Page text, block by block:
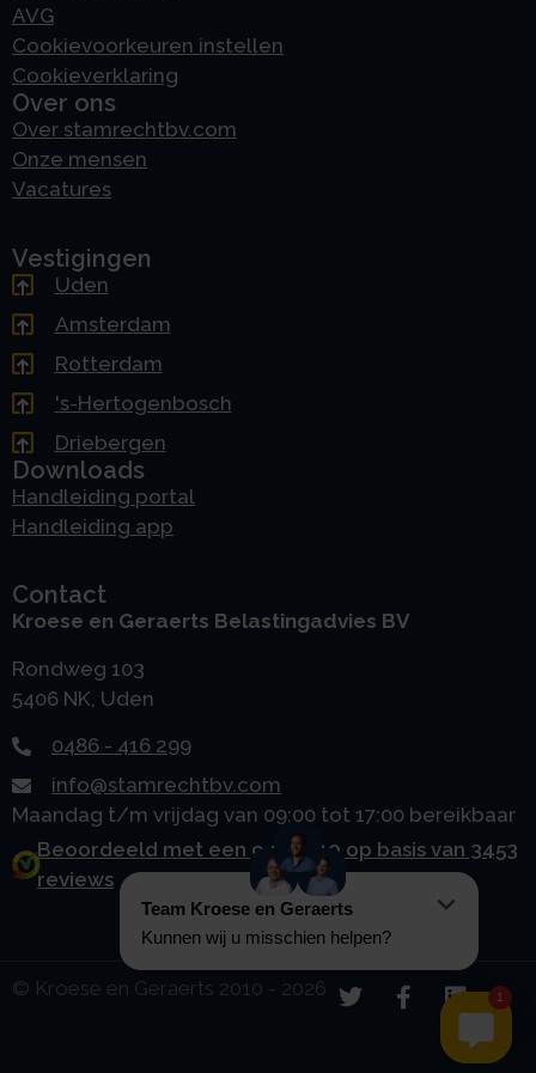
AVG
Cookievoorkeuren instellen
Cookieverklaring
Over ons
Over stamrechtbv.com
Onze mensen
Vacatures
Vestigingen
Uden
Amsterdam
Rotterdam
's-Hertogenbosch
Driebergen
Downloads
Handleiding portal
Handleiding app
Contact
Kroese en Geraerts Belastingadvies BV
Rondweg 103
5406 NK, Uden
0486 - 416 299
info@stamrechtbv.com
Maandag t/m vrijdag van 09:00 tot 17:00 bereikbaar
Beoordeeld met een 9.0 uit 10 op basis van 3453
reviews
© Kroese en Geraerts 2010 - 2026